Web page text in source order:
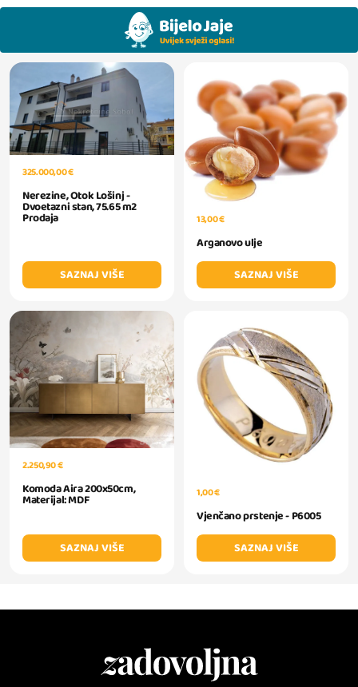
325.000,00 €
Nerezine, Otok Lošinj -
Dvoetazni stan, 75.65 m2
Prodaja
SAZNAJ VIŠE
13,00 €
Arganovo ulje
SAZNAJ VIŠE
2.250,90 €
Komoda Aira 200x50cm,
Materijal: MDF
SAZNAJ VIŠE
1,00 €
Vjenčano prstenje - P6005
SAZNAJ VIŠE